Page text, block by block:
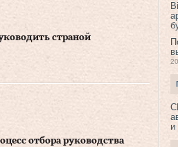
страной
отбора руководства
и